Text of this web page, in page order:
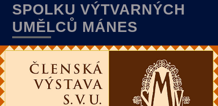
SPOLKU VÝTVARNÝCH
UMĚLCŮ MÁNES